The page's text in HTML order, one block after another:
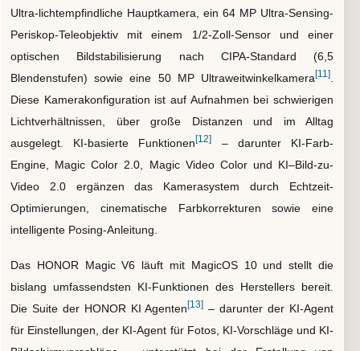
Ultra-lichtempfindliche Hauptkamera, ein 64 MP Ultra-Sensing-
Periskop-Teleobjektiv mit einem 1/2-Zoll-Sensor und einer
optischen Bildstabilisierung nach CIPA-Standard (6,5
Blendenstufen) sowie eine 50 MP Ultraweitwinkelkamera[11].
Diese Kamerakonfiguration ist auf Aufnahmen bei schwierigen
Lichtverhältnissen, über große Distanzen und im Alltag
ausgelegt. KI-basierte Funktionen[12]
– darunter KI-Farb-
Engine, Magic Color 2.0, Magic Video Color und KI–Bild-zu-
Video 2.0 ergänzen das Kamerasystem durch Echtzeit-
Optimierungen, cinematische Farbkorrekturen sowie eine
intelligente Posing-Anleitung.
Das HONOR Magic V6 läuft mit MagicOS 10 und stellt die
bislang umfassendsten KI-Funktionen des Herstellers bereit.
Die Suite der HONOR KI Agenten[13] – darunter der KI-Agent
für Einstellungen, der KI-Agent für Fotos, KI-Vorschläge und KI-